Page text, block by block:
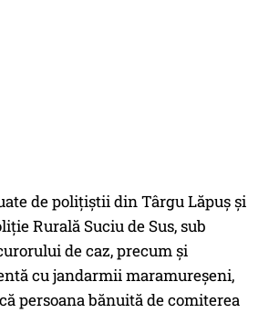
de polițiștii din Târgu Lăpuș și
Rurală Suciu de Sus, sub
de caz, precum și
cu jandarmii maramureșeni,
persoana bănuită de comiterea